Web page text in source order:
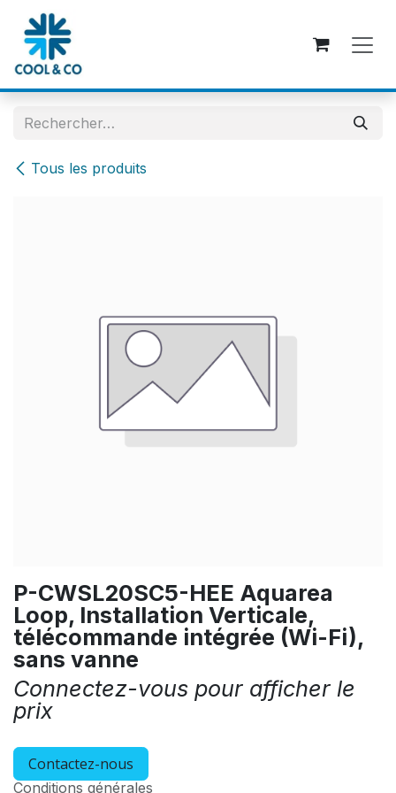
Se rendre au contenu
Tous les produits
P-CWSL20SC5-HEE Aquarea
Loop, Installation Verticale,
télécommande intégrée (Wi-Fi),
sans vanne
Connectez-vous pour afficher le
prix
Contactez-nous
Conditions générales